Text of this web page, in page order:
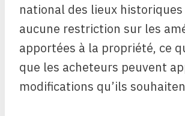
national des lieux historiques
aucune restriction sur les
apportées à la propriété, ce
que les acheteurs peuvent
modifications qu’ils